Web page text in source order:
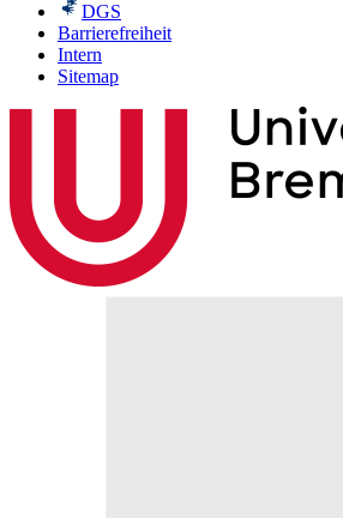
DGS
Barrierefreiheit
Intern
Sitemap